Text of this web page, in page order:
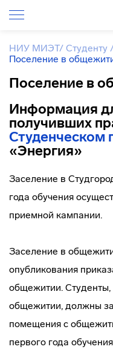
НИУ МИЭТ/ Студенту
Поселение в
Поселение в
Информация
получивших
Студенческом
«Энергия»
Заселение в
года обучения
приемной кампании.
Заселение в
опубликования
общежитии.
общежитии, должны
помещения с
первого года